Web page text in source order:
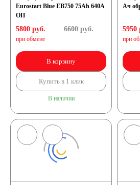
Eurostart Blue EB750 75Ah 640A
ОП
5800 руб.
при обмене
6600руб.
В корзину
Купить в 1 клик
В наличии
Ач
5950
при